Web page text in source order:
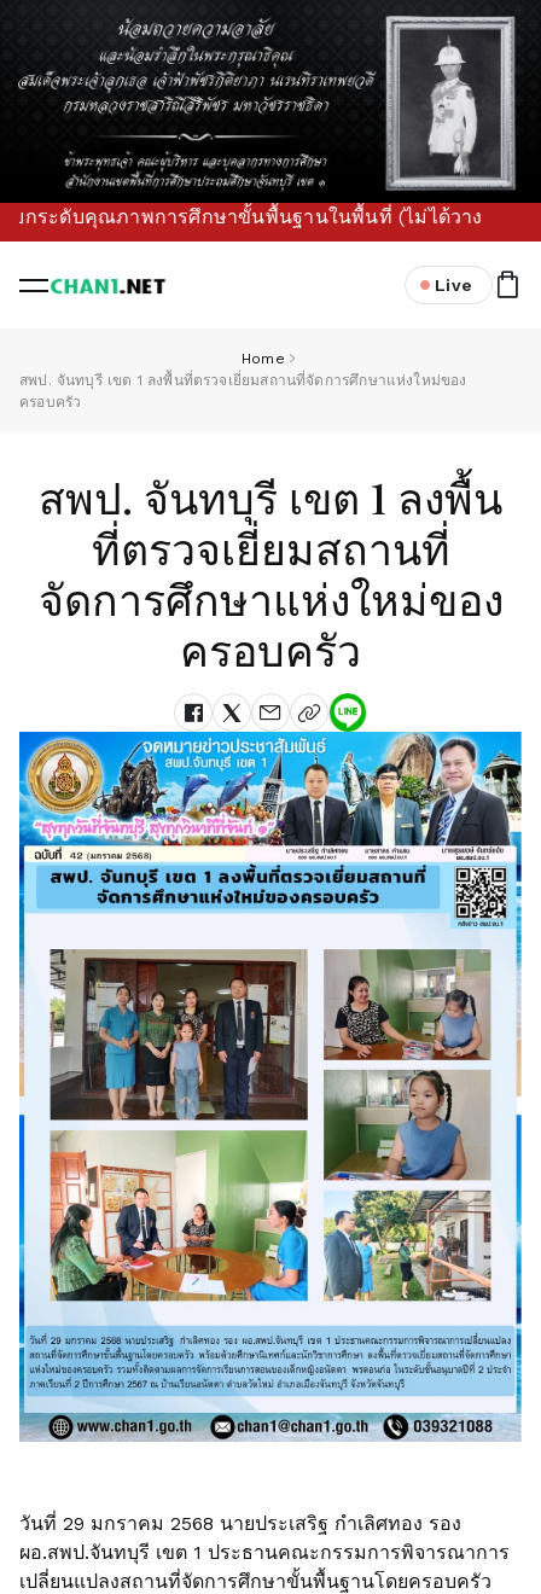
ภาพการศึกษาขั้นพื้นฐานในพื้นที่ (ไม่ได้วางแผนเล่น ๆ ว
Live
Home
สพป. จันทบุรี เขต 1 ลงพื้นที่ตรวจเยี่ยมสถานที่จัดการศึกษาแห่งใหม่ของ
ครอบครัว
สพป. จันทบุรี เขต 1 ลงพื้น
ที่ตรวจเยี่ยมสถานที่
จัดการศึกษาแห่งใหม่ของ
ครอบครัว
วันที่ 29 มกราคม 2568 นายประเสริฐ กำเลิศทอง รอง
ผอ.สพป.จันทบุรี เขต 1 ประธานคณะกรรมการพิจารณาการ
เปลี่ยนแปลงสถานที่จัดการศึกษาขั้นพื้นฐานโดยครอบครัว